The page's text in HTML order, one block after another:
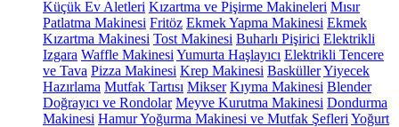
Küçük Ev Aletleri Kızartma ve Pişirme Makineleri Mısır
Patlatma Makinesi Fritöz Ekmek Yapma Makinesi Ekmek
Kızartma Makinesi Tost Makinesi Buharlı Pişirici Elektrikli
Izgara Waffle Makinesi Yumurta Haşlayıcı Elektrikli Tencere
ve Tava Pizza Makinesi Krep Makinesi BasküllerYiyecek
Hazırlama Mutfak Tartısı Mikser Kıyma Makinesi Blender
Doğrayıcı ve Rondolar Meyve Kurutma Makinesi Dondurma
Makinesi Hamur Yoğurma Makinesi ve Mutfak Şefleri Yoğurt